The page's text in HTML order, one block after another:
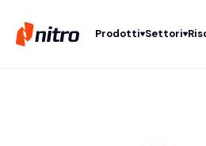
Prodotti Settori